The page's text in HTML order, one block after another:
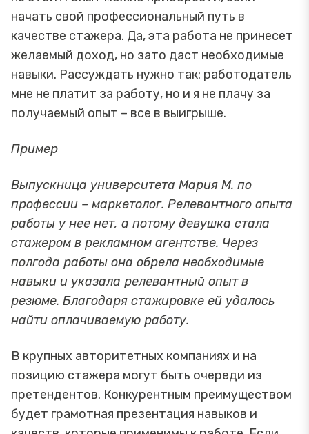
начать свой профессиональный путь в
качестве стажера. Да, эта работа не принесет
желаемый доход, но зато даст необходимые
навыки. Рассуждать нужно так: работодатель
мне не платит за работу, но и я не плачу за
получаемый опыт – все в выигрыше.
Пример
Выпускница университета Мария М. по
профессии – маркетолог. Релевантного опыта
работы у нее нет, а потому девушка стала
стажером в рекламном агентстве. Через
полгода работы она обрела необходимые
навыки и указала релевантный опыт в
резюме. Благодаря стажировке ей удалось
найти оплачиваемую работу.
В крупных авторитетных компаниях и на
позицию стажера могут быть очереди из
претендентов. Конкурентным преимуществом
будет грамотная презентация навыков и